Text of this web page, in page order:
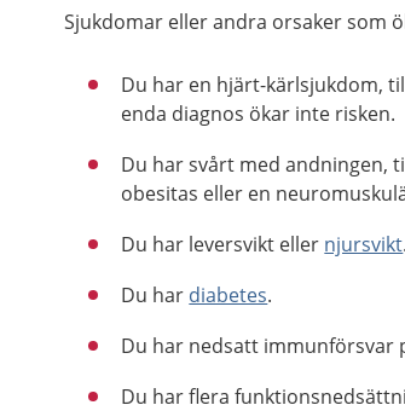
Sjukdomar eller andra orsaker som
Du har en hjärt-kärlsjukdom,
enda diagnos ökar inte risken.
Du har svårt med andningen,
obesitas eller en
Du har leversvikt eller njursvikt.
Du har diabetes.
Du har nedsatt immunförsvar
Du har flera